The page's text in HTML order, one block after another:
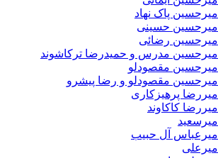
امیرحسین پاک نهاد
امیرحسین حسینی
امیرحسین رضائی
امیرحسین مدرس و حمیدرضا ترکاشوند
امیرحسین مقصودلو
امیرحسین مقصودلو و رضا پیشرو
امیررضا پرهیزکاری
امیررضا کاکاوند
امیرسعید
امیرعباس آل حبیب
امیرعلی